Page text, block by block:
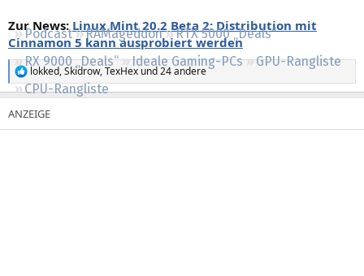
Podcast RAMageddon
RTX 5000 „Deals“
RX 9000 „Deals“
Ideale Gaming-PCs
GPU-Rangliste
CPU-Rangliste
Zur News: Linux Mint 20.2 Beta 2: Distribution mit
Cinnamon 5 kann ausprobiert werden
R
e
a
k
t
lokked,Skidrow,TexHex und 24 andere